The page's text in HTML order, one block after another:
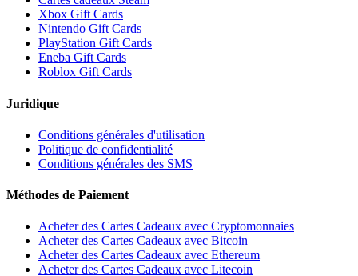
Xbox Gift Cards
Nintendo Gift Cards
PlayStation Gift Cards
Eneba Gift Cards
Roblox Gift Cards
Juridique
Conditions générales d'utilisation
Politique de confidentialité
Conditions générales des SMS
Méthodes de Paiement
Acheter des Cartes Cadeaux avec Cryptomonnaies
Acheter des Cartes Cadeaux avec Bitcoin
Acheter des Cartes Cadeaux avec Ethereum
Acheter des Cartes Cadeaux avec Litecoin